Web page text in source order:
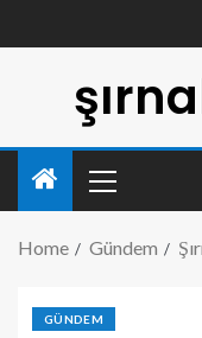
Home Gündem
GÜNDEM